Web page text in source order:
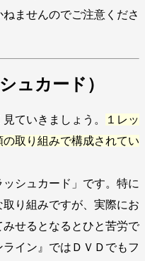
ませんのでご注意くださ
ュカード）
ていきましょう。
１レッ
取り組みで構成されてい
シュカード」です。特に
り組みですが、実際にお
せるとなるとひと苦労で
イン』ではＤＶＤでもフ